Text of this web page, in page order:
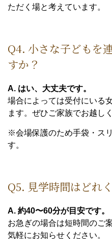
ただく場と考えています。
Q4. 小さな子どもを
すか？
A. はい、大丈夫です。
場合によっては受付にいる
ます。ぜひご家族でお越し
※会場保護のため手袋・ス
す。
Q5. 見学時間はどれ
A. 約40〜60分が目安です。
お急ぎの場合は短時間のご
気軽にお知らせください。